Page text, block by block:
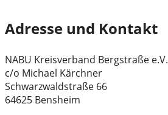
Adresse und Kontakt
NABU Kreisverband Bergstraße e.V.
c/o Michael Kärchner
Schwarzwaldstraße 66
64625 Bensheim